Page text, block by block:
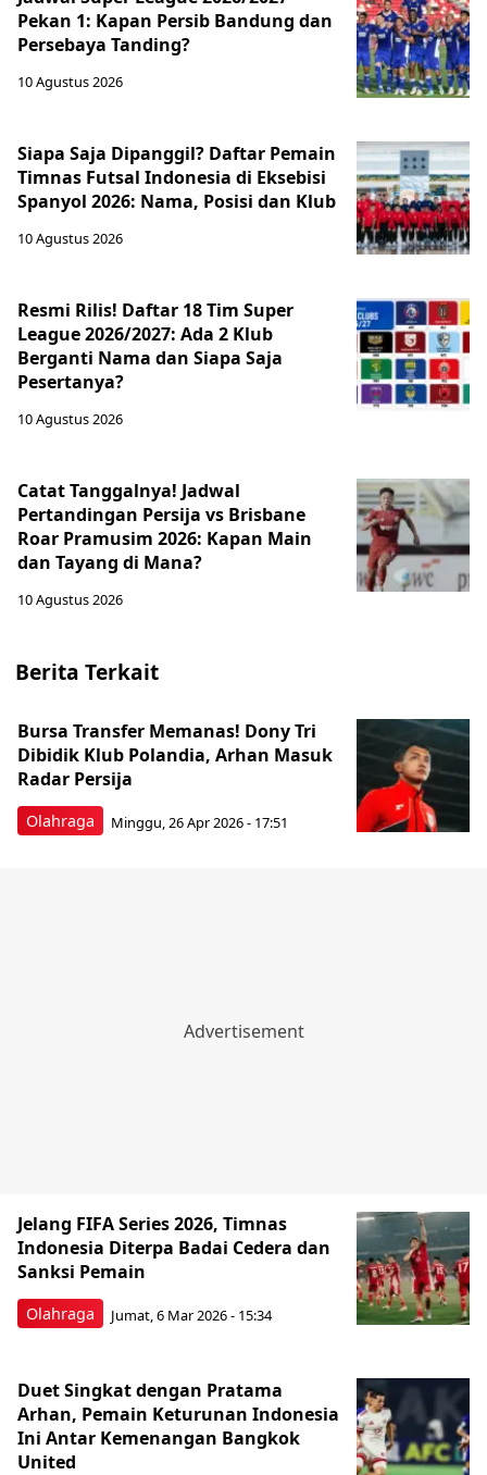
Pekan 1: Kapan Persib Bandung dan
Persebaya Tanding?
10 Agustus 2026
Siapa Saja Dipanggil? Daftar Pemain
Timnas Futsal Indonesia di Eksebisi
Spanyol 2026: Nama, Posisi dan Klub
10 Agustus 2026
Resmi Rilis! Daftar 18 Tim Super
League 2026/2027: Ada 2 Klub
Berganti Nama dan Siapa Saja
Pesertanya?
10 Agustus 2026
Catat Tanggalnya! Jadwal
Pertandingan Persija vs Brisbane
Roar Pramusim 2026: Kapan Main
dan Tayang di Mana?
10 Agustus 2026
Berita Terkait
Olahraga
Bursa Transfer Memanas! Dony Tri
Dibidik Klub Polandia, Arhan Masuk
Radar Persija
Minggu, 26 Apr 2026 - 17:51
Olahraga
Jelang FIFA Series 2026, Timnas
Indonesia Diterpa Badai Cedera dan
Sanksi Pemain
Jumat, 6 Mar 2026 - 15:34
Duet Singkat dengan Pratama
Arhan, Pemain Keturunan Indonesia
Ini Antar Kemenangan Bangkok
United